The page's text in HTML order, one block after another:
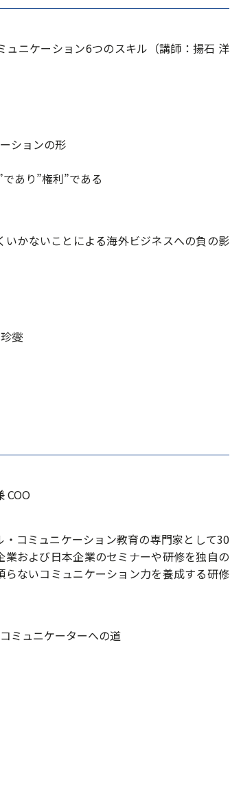
ュニケーション6つのスキル（講師：揚石 洋
ションの形
あり”権利”である
いかないことによる海外ビジネスへの負の影
燮
COO
コミュニケーション教育の専門家として30
および日本企業のセミナーや研修を独自の
ないコミュニケーション力を養成する研修
ミュニケーターへの道